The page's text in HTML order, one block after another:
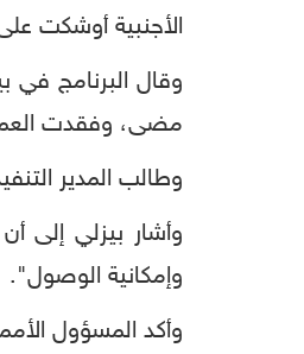
الأجنبية أوشكت
وقال البرنامج في
مضى، وفقدت
وطالب المدير
وأشار بيزلي إلى أن
وإمكانية الوصول".
وأكد المسؤول